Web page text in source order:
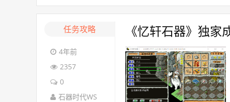
任务攻略
4年前
2357
0
石器时代WS
《忆轩石器》独家